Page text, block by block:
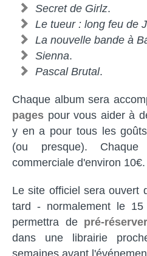
Secret de Girlz.
Le tueur : long feu de
La nouvelle bande à
Sienna.
Pascal Brutal.
Chaque album sera
pages pour vous aider à
y en a pour tous les
(ou presque).
commerciale d'environ 10€.
Le site officiel sera ouvert
tard - normalement le
permettra de pré-
dans une librairie
semaines avant